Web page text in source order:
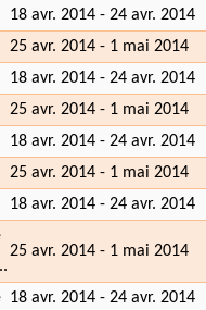
18 avr. 2014 - 24 avr. 2014
25 avr. 2014 - 1 mai 2014
18 avr. 2014 - 24 avr. 2014
25 avr. 2014 - 1 mai 2014
18 avr. 2014 - 24 avr. 2014
25 avr. 2014 - 1 mai 2014
18 avr. 2014 - 24 avr. 2014
25 avr. 2014 - 1 mai 2014
18 avr. 2014 - 24 avr. 2014